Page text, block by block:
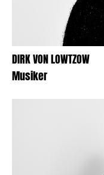
DIRK VON LOWTZOW
Musiker